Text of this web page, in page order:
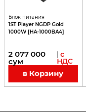
Блок питания
1ST Player NGDP Gold
1000W [HA-1000BA4]
2 077 000
сум
| с
НДС
в Корзину